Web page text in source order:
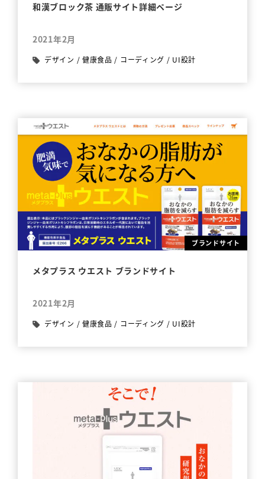
和漢ブロック茶 通販サイト詳細ページ
2021年2月
デザイン / 健康食品 / コーディング / UI設計
ブランドサイト
メタプラス ウエスト ブランドサイト
2021年2月
デザイン / 健康食品 / コーディング / UI設計